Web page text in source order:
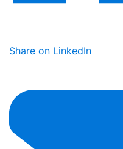
Share on LinkedIn